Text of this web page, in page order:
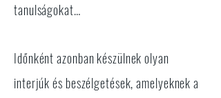
tanulságokat…
Időnként azonban készülnek olyan
interjúk és beszélgetések, amelyeknek a